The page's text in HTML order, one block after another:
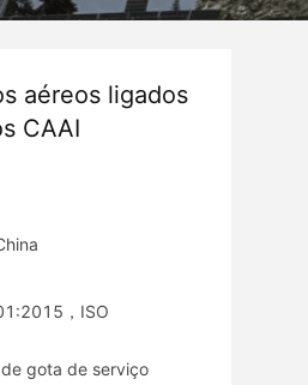
aéreos ligados
CAAI
，ISO
gota de serviço